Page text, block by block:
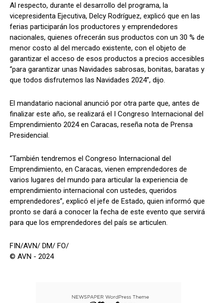
Al respecto, durante el desarrollo del programa, la
vicepresidenta Ejecutiva, Delcy Rodríguez, explicó que en las
ferias participarán los productores y emprendedores
nacionales, quienes ofrecerán sus productos con un 30 % de
menor costo al del mercado existente, con el objeto de
garantizar el acceso de esos productos a precios accesibles
“para garantizar unas Navidades sabrosas, bonitas, baratas y
que todos disfrutemos las Navidades 2024”, dijo.
El mandatario nacional anunció por otra parte que, antes de
finalizar este año, se realizará el I Congreso Internacional del
Emprendimiento 2024 en Caracas, reseña nota de Prensa
Presidencial.
“También tendremos el Congreso Internacional del
Emprendimiento, en Caracas, vienen emprendedores de
varios lugares del mundo para articular la experiencia de
emprendimiento internacional con ustedes, queridos
emprendedores”, explicó el jefe de Estado, quien informó que
pronto se dará a conocer la fecha de este evento que servirá
para que los emprendedores del país se articulen.
FIN/AVN/ DM/ FO/
© AVN - 2024